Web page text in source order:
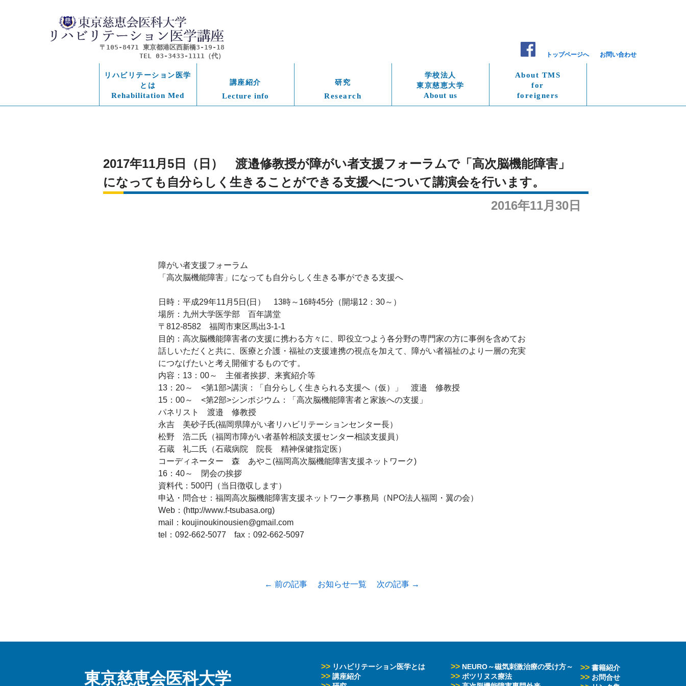
〒105-8471 東京都港区西新橋3-19-18
TEL 03-3433-1111（代）
トップページへ お問い合わせ
リハビリテーション医学
とは
Rehabilitation Med
講座紹介
Lecture info
研究
Research
学校法人
東京慈恵大学
About us
About TMS
for
foreigners
2017年11月5日（日）　渡邉修教授が障がい者支援フォーラムで「高次脳機能障害」
になっても自分らしく生きることができる支援へについて講演会を行います。
2016年11月30日
障がい者支援フォーラム
「高次脳機能障害」になっても自分らしく生きる事ができる支援へ
日時：平成29年11月5日(日）　13時～16時45分（開場12：30～）
場所：九州大学医学部　百年講堂
〒812-8582　福岡市東区馬出3-1-1
目的：高次脳機能障害者の支援に携わる方々に、即役立つよう各分野の専門家の方に事例を含めてお
話しいただくと共に、医療と介護・福祉の支援連携の視点を加えて、障がい者福祉のより一層の充実
につなげたいと考え開催するものです。
内容：13：00～　主催者挨拶、来賓紹介等
13：20～　<第1部>講演：「自分らしく生きられる支援へ（仮）」　渡邉　修教授
15：00～　<第2部>シンポジウム：「高次脳機能障害者と家族への支援」
パネリスト　渡邉　修教授
永吉　美砂子氏(福岡県障がい者リハビリテーションセンター長）
松野　浩二氏（福岡市障がい者基幹相談支援センター相談支援員）
石蔵　礼二氏（石蔵病院　院長　精神保健指定医）
コーディネーター　森　あやこ(福岡高次脳機能障害支援ネットワーク)
16：40～　閉会の挨拶
資料代：500円（当日徴収します）
申込・問合せ：福岡高次脳機能障害支援ネットワーク事務局（NPO法人福岡・翼の会）
Web：(http://www.f-tsubasa.org)
mail：koujinoukinousien@gmail.com
tel：092-662-5077　fax：092-662-5097
← 前の記事 お知らせ一覧 次の記事 →
東京慈恵会医科大学
>> リハビリテーション医学とは
>> 講座紹介
>> NEURO～磁気刺激治療の受け方～
>> ボツリヌス療法
>> 書籍紹介
>> お問合せ